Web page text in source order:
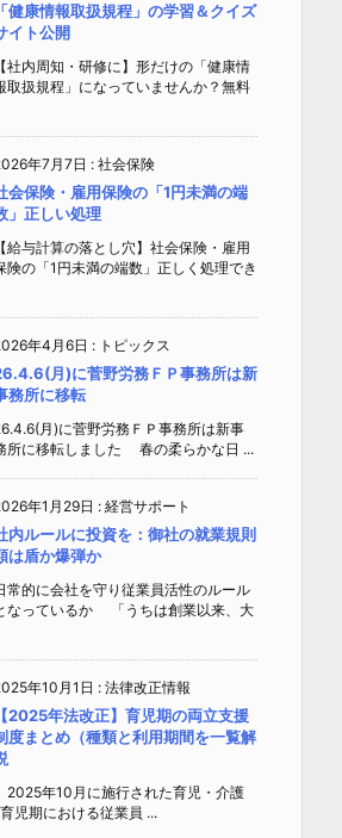
「健康情報取扱規程」の学習＆クイズ
イト公開
【社内周知・研修に】形だけの「健康情
取扱規程」になっていませんか？無料
年7月7日 : 社会保険
会保険・雇用保険の「1円未満の端
」正しい処理
【給与計算の落とし穴】社会保険・雇用
険の「1円未満の端数」正しく処理でき
年4月6日 : トピックス
月)に菅野労務ＦＰ事務所は新
務所に移転
月)に菅野労務ＦＰ事務所は新事
所に移転しました 春の柔らかな日 ...
年1月29日 : 経営サポート
内ルールに投資を：御社の就業規則
は盾か爆弾か
常的に会社を守り従業員活性のルール
なっているか 「うちは創業以来、大
年10月1日 : 法律改正情報
【2025年法改正】育児期の両立支援
度まとめ（種類と利用期間を一覧解
2025年10月に施行された育児・介護
児期における従業員 ...